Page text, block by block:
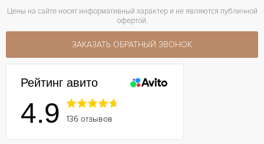
Цены на сайте носят информативный характер и не являются публичной
офертой.
ЗАКАЗАТЬ ОБРАТНЫЙ ЗВОНОК
Рейтинг авито
4.9 136 отзывов